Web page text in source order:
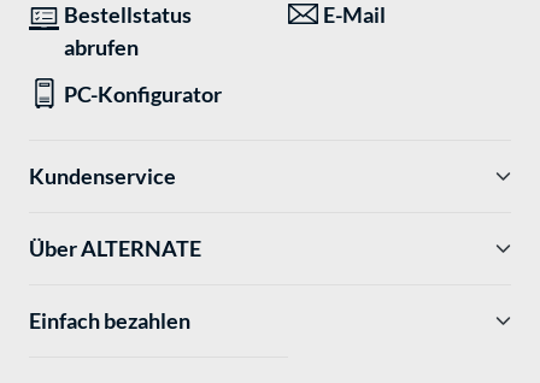
Bestellstatus
abrufen
E-Mail
PC-Konfigurator
Kundenservice
Über ALTERNATE
Einfach bezahlen